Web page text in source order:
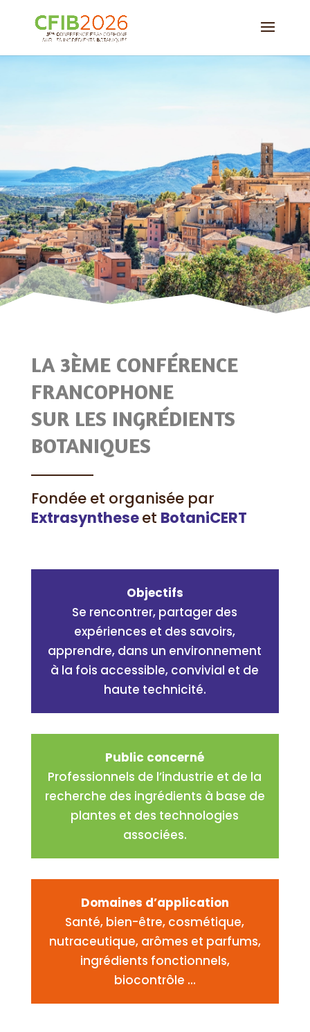
LA 3ÈME CONFÉRENCE
FRANCOPHONE
SUR LES INGRÉDIENTS
BOTANIQUES
Fondée et organisée par
Extrasyntheseet BotaniCERT
Objectifs
Se rencontrer, partager des
expériences et des savoirs,
apprendre, dans un environnement
à la fois accessible, convivial et de
haute technicité.
Public concerné
Professionnels de l’industrie et de la
recherche des ingrédients à base de
plantes et des technologies
associées.
Domaines d’application
Santé, bien-être, cosmétique,
nutraceutique, arômes et parfums,
ingrédients fonctionnels,
biocontrôle …